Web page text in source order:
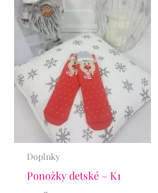
Doplnky
Ponožky detské – K1